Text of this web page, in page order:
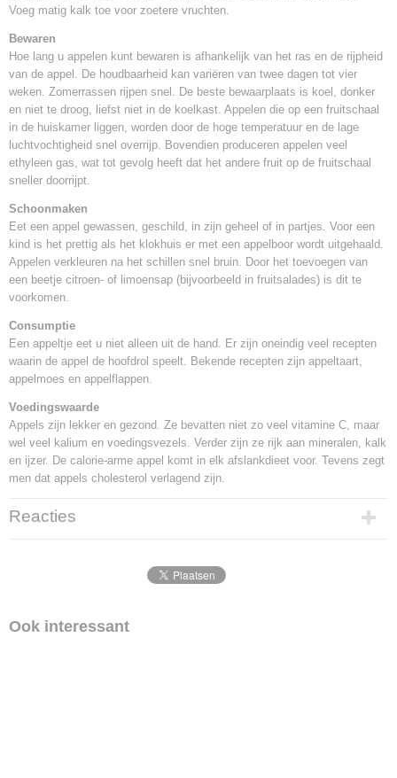
Levertijd
Voeg matig kalk toe voor zoetere vruchten.
Bewaren
Hoe lang u appelen kunt bewaren is afhankelijk van het ras en de rijpheid
van de appel. De houdbaarheid kan variëren van twee dagen tot vier
weken. Zomerrassen rijpen snel. De beste bewaarplaats is koel, donker
en niet te droog, liefst niet in de koelkast. Appelen die op een fruitschaal
in de huiskamer liggen, worden door de hoge temperatuur en de lage
luchtvochtigheid snel overrijp. Bovendien produceren appelen veel
ethyleen gas, wat tot gevolg heeft dat het andere fruit op de fruitschaal
sneller doorrijpt.
Schoonmaken
Eet een appel gewassen, geschild, in zijn geheel of in partjes. Voor een
kind is het prettig als het klokhuis er met een appelboor wordt uitgehaald.
Appelen verkleuren na het schillen snel bruin. Door het toevoegen van
een beetje citroen- of limoensap (bijvoorbeeld in fruitsalades) is dit te
voorkomen.
Consumptie
Een appeltje eet u niet alleen uit de hand. Er zijn oneindig veel recepten
waarin de appel de hoofdrol speelt. Bekende recepten zijn appeltaart,
appelmoes en appelflappen.
Voedingswaarde
Appels zijn lekker en gezond. Ze bevatten niet zo veel vitamine C, maar
wel veel kalium en voedingsvezels. Verder zijn ze rijk aan mineralen, kalk
en ijzer. De calorie-arme appel komt in elk afslankdieet voor. Tevens zegt
men dat appels cholesterol verlagend zijn.
Reacties
Ook interessant